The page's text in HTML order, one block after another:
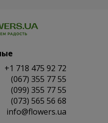
+1 718 475 92 72
(067) 355 77 55
(099) 355 77 55
(073) 565 56 68
info@flowers.ua